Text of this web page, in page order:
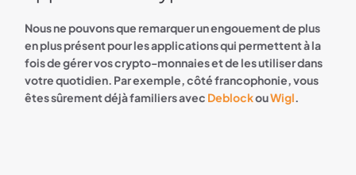
Nous ne pouvons que remarquer un engouement de plus
en plus présent pour les applications qui permettent à la
fois de gérer vos crypto-monnaies et de les utiliser dans
votre quotidien. Par exemple, côté francophonie, vous
êtes sûrement déjà familiers avec DeblockouWigl.